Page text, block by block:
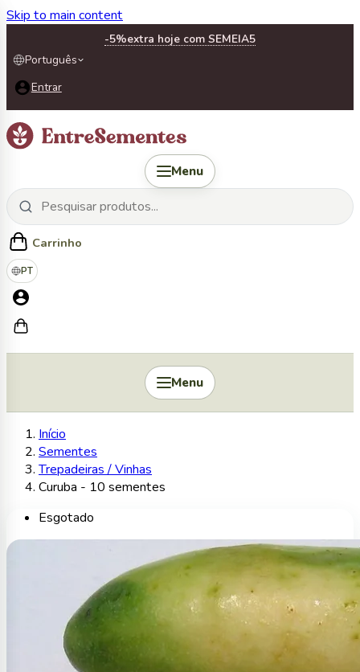
Skip to main content
-5%extra hoje com SEMEIA5
Português
Entrar
Menu
Carrinho
PT
Menu
Início
Sementes
Trepadeiras / Vinhas
Curuba - 10 sementes
Esgotado